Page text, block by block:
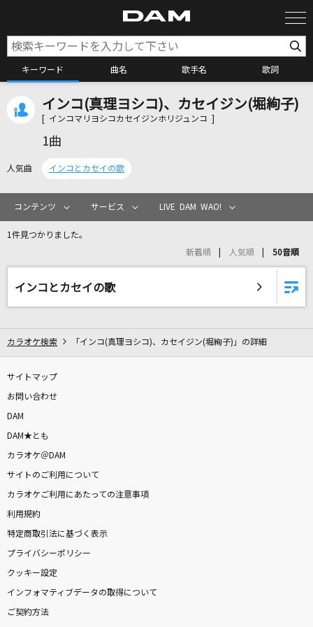
キーワード 曲名 歌手名 歌詞
カラオケ検索
カラオケリクエスト
リアルタイムで歌われている曲の一覧
クラヴィス&ルヴァ&リュミエール&セイラン(塩沢兼人・関俊彦・飛田展
男・岩永哲哉)
二人だけのセレモニー
岡田有希子
くちべにグラス
北沢麻衣
石焼き芋のうた
魂のルフラン
高橋洋子
SOUL LOVE
GLAY
インコ(真理ヨシコ)、カセイジン(堀絢子)
[ インコマリヨシコカセイジンホリジュンコ ]
1曲
人気曲 インコとカセイの歌
コンテンツ サービス LIVE DAM WAO!
1件見つかりました。
新着順 人気順 50音順
インコとカセイの歌
カラオケ検索 「インコ(真理ヨシコ)、カセイジン(堀絢子)」の詳細
サイトマップ
お問い合わせ
DAM
DAM★とも
カラオケ＠DAM
サイトのご利用について
カラオケご利用にあたっての注意事項
利用規約
特定商取引法に基づく表示
プライバシーポリシー
クッキー設定
インフォマティブデータの取得について
ご契約方法